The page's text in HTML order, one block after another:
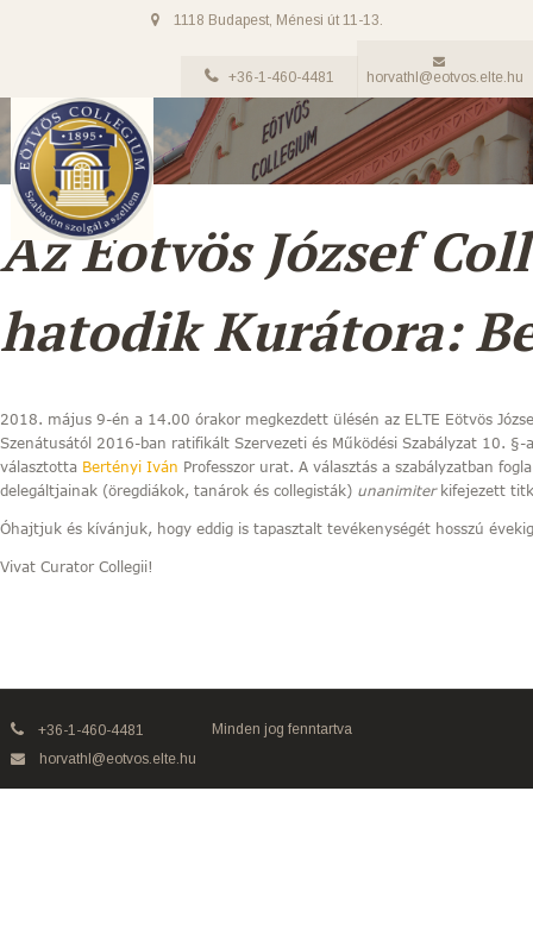
1118 Budapest, Ménesi út 11-13.
+36-1-460-4481 horvathl@eotvos.elte.hu
Az Eötvös József
hatodik Kurátora:
2018. május 9-én a 14.00 órakor megkezdett ülésén az ELTE Eötvös
Szenátusától 2016-ban ratifikált Szervezeti és Működési Szabályzat 10.
választotta Bertényi Iván Professzor urat. A választás a szabályzatban
delegáltjainak (öregdiákok, tanárok és collegisták) unanimiterkifejezett
Óhajtjuk és kívánjuk, hogy eddig is tapasztalt tevékenységét hosszú
Vivat Curator Collegii!
+36-1-460-4481
horvathl@eotvos.elte.hu
Minden jog fenntartva